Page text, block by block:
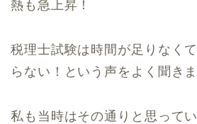
熱も急上昇！
税理士試験は時間が足りなく
らない！という声をよく聞きま
私も当時はその通りと思って